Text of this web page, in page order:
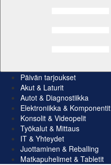
Päivän tarjoukset
Akut & Laturit
Autot & Diagnostiikka
Elektroniikka & Komponentit
Konsolit & Videopelit
Työkalut & Mittaus
IT & Yhteydet
Juottaminen & Reballing
Matkapuhelimet & Tabletit